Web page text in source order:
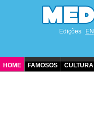
Edições EN
HOME FAMOSOS CULTURA